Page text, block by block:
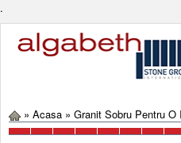
.
» Acasa » Granit Sobru Pentru